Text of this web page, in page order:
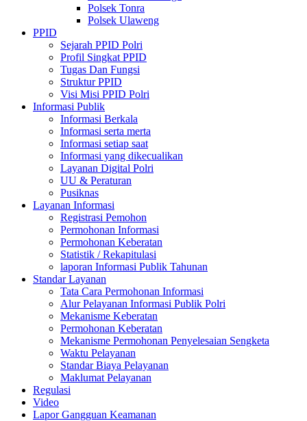
Polsek Tonra
Polsek Ulaweng
PPID
Sejarah PPID Polri
Profil Singkat PPID
Tugas Dan Fungsi
Struktur PPID
Visi Misi PPID Polri
Informasi Publik
Informasi Berkala
Informasi serta merta
Informasi setiap saat
Informasi yang dikecualikan
Layanan Digital Polri
UU & Peraturan
Pusiknas
Layanan Informasi
Registrasi Pemohon
Permohonan Informasi
Permohonan Keberatan
Statistik / Rekapitulasi
laporan Informasi Publik Tahunan
Standar Layanan
Tata Cara Permohonan Informasi
Alur Pelayanan Informasi Publik Polri
Mekanisme Keberatan
Permohonan Keberatan
Mekanisme Permohonan Penyelesaian Sengketa
Waktu Pelayanan
Standar Biaya Pelayanan
Maklumat Pelayanan
Regulasi
Video
Lapor Gangguan Keamanan